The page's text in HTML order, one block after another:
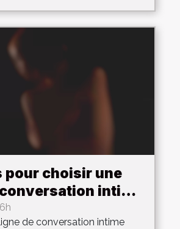
pour choisir une
intime
de conversation intime